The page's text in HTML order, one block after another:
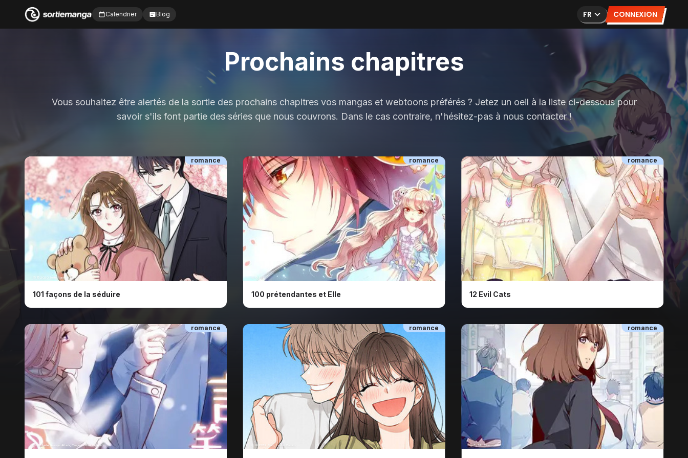
Calendrier Blog FR CONNEXION
Prochains chapitres
Vous souhaitez être alertés de la sortie des prochains chapitres vos mangas et webtoons préférés ? Jetez un oeil à la liste ci-dessous pour
savoir s'ils font partie des séries que nous couvrons. Dans le cas contraire, n'hésitez-pas à nous contacter !
ⓒ © 2020 Team Black, Kakao
romance
101 façons de la séduire
ⓒ © EYE
romance
100 prétendantes et Elle
ⓒ By Snap Studio
romance
12 Evil Cats
ⓒ © Master Always Attack, Tangerine Peel Culture
romance
ⓒ © 2019 Soru, Lezhin Comics
romance
ⓒ By Mr. Blue
romance